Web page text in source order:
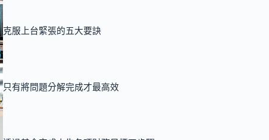
克服上台緊張的五大要訣
只有將問題分解完成才最高效